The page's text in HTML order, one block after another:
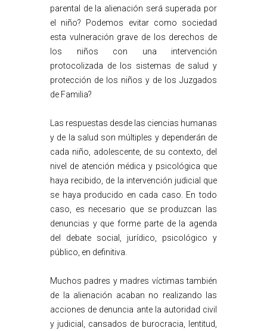
parental de la alienación será superada por
el niño? Podemos evitar como sociedad
esta vulneración grave de los derechos de
los niños con una intervención
protocolizada de los sistemas de salud y
protección de los niños y de los Juzgados
de Familia?
Las respuestas desde las ciencias humanas
y de la salud son múltiples y dependerán de
cada niño, adolescente, de su contexto, del
nivel de atención médica y psicológica que
haya recibido, de la intervención judicial que
se haya producido en cada caso. En todo
caso, es necesario que se produzcan las
denuncias y que forme parte de la agenda
del debate social, jurídico, psicológico y
público, en definitiva.
Muchos padres y madres víctimas también
de la alienación acaban no realizando las
acciones de denuncia ante la autoridad civil
y judicial, cansados de burocracia, lentitud,